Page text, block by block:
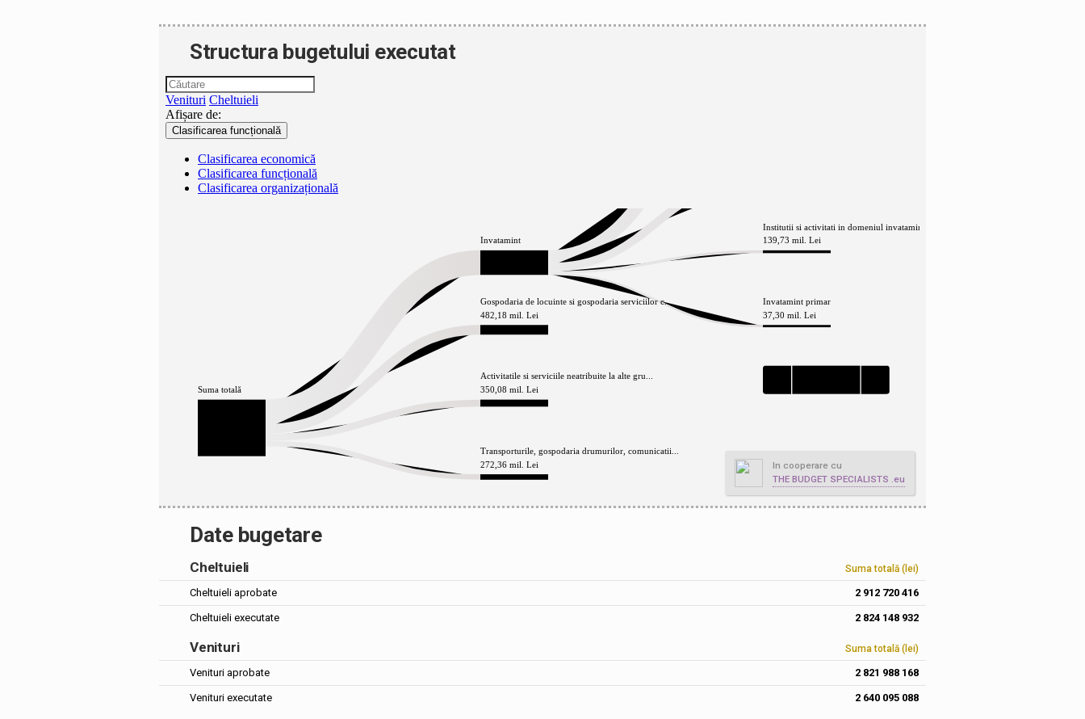
Structura bugetului executat
In cooperare cu
THE BUDGET SPECIALISTS .eu
Date bugetare
Cheltuieli Suma totală (lei)
Cheltuieli aprobate 2 912 720 416
Cheltuieli executate 2 824 148 932
Venituri Suma totală (lei)
Venituri aprobate 2 821 988 168
Venituri executate 2 640 095 088